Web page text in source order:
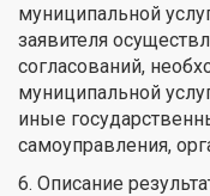
муниципальной
заявителя
согласований,
муниципальной
иные
самоуправления,
6. Описание